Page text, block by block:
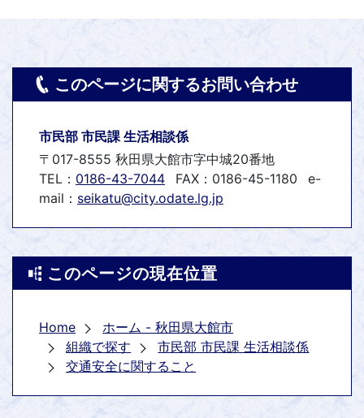
このページに関するお問い合わせ
市民部 市民課 生活相談係
〒017-8555 秋田県大館市字中城20番地
TEL： 0186-43-7044 FAX：0186-45-1180
e-
mail： seikatu@city.odate.lg.jp
このページの現在位置
Home
ホーム - 秋田県大館市
組織で探す
市民部 市民課 生活相談係
交通安全に関すること